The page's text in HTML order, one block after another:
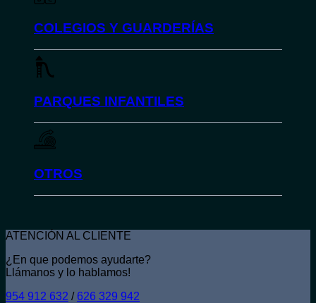
COLEGIOS Y GUARDERÍAS
PARQUES INFANTILES
OTROS
ATENCIÓN AL CLIENTE
¿En que podemos ayudarte?
Llámanos y lo hablamos!
954 912 632 / 626 329 942